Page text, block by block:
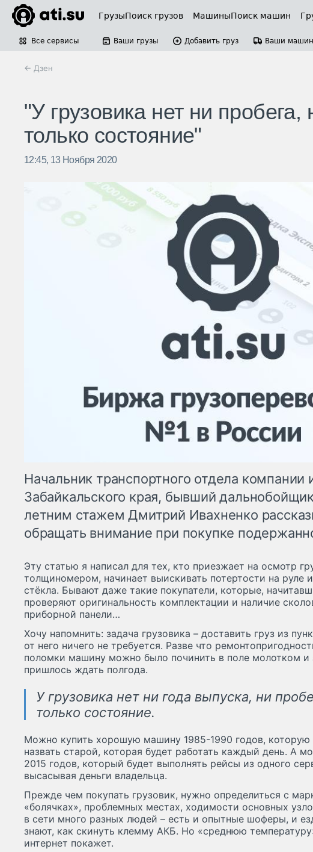
ГрузыПоиск грузов МашиныПоиск машин
Все сервисы Ваши грузы Добавить груз Ваши
← Дзен
"У грузовика нет ни пробега,
только состояние"
12:45, 13 Ноября 2020
Начальник транспортного отдела компании
Забайкальского края, бывший
летним стажем Дмитрий Ивахненко
обращать внимание при покупке
Эту статью я написал для тех, кто приезжает на осмотр
толщиномером, начинает выискивать потертости на руле
стёкла. Бывают даже такие покупатели, которые,
проверяют оригинальность комплектации и наличие
приборной панели…
Хочу напомнить: задача грузовика – доставить груз из
от него ничего не требуется. Разве что
поломки машину можно было починить в поле молотком и
пришлось ждать полгода.
У грузовика нет ни года выпуска, ни
только состояние.
Можно купить хорошую машину 1985-1990 годов, которую
назвать старой, которая будет работать каждый день. А
2015 годов, который будет выполнять рейсы из одного
высасывая деньги владельца.
Прежде чем покупать грузовик, нужно определиться с
«болячках», проблемных местах, ходимости основных
в сети много разных людей – есть и опытные шоферы, и
знают, как скинуть клемму АКБ. Но «среднюю
интернет покажет.